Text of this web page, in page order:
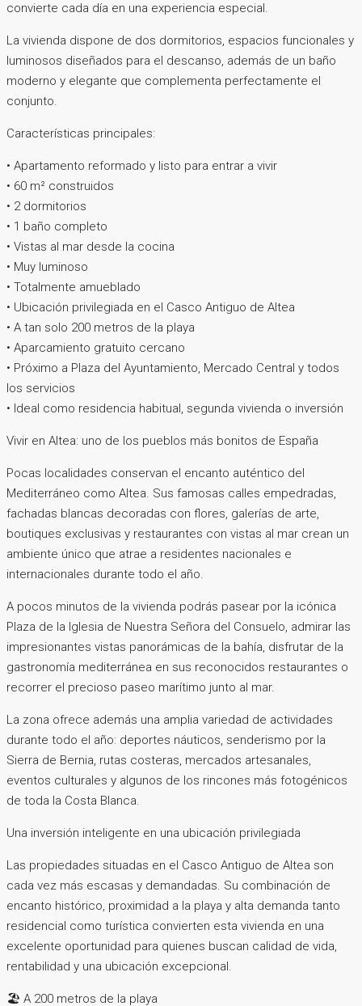
convierte cada día en una experiencia especial.
La vivienda dispone de dos dormitorios, espacios funcionales y
luminosos diseñados para el descanso, además de un baño
moderno y elegante que complementa perfectamente el
conjunto.
Características principales:
• Apartamento reformado y listo para entrar a vivir
• 60 m² construidos
• 2 dormitorios
• 1 baño completo
• Vistas al mar desde la cocina
• Muy luminoso
• Totalmente amueblado
• Ubicación privilegiada en el Casco Antiguo de Altea
• A tan solo 200 metros de la playa
• Aparcamiento gratuito cercano
• Próximo a Plaza del Ayuntamiento, Mercado Central y todos
los servicios
• Ideal como residencia habitual, segunda vivienda o inversión
Vivir en Altea: uno de los pueblos más bonitos de España
Pocas localidades conservan el encanto auténtico del
Mediterráneo como Altea. Sus famosas calles empedradas,
fachadas blancas decoradas con flores, galerías de arte,
boutiques exclusivas y restaurantes con vistas al mar crean un
ambiente único que atrae a residentes nacionales e
internacionales durante todo el año.
A pocos minutos de la vivienda podrás pasear por la icónica
Plaza de la Iglesia de Nuestra Señora del Consuelo, admirar las
impresionantes vistas panorámicas de la bahía, disfrutar de la
gastronomía mediterránea en sus reconocidos restaurantes o
recorrer el precioso paseo marítimo junto al mar.
La zona ofrece además una amplia variedad de actividades
durante todo el año: deportes náuticos, senderismo por la
Sierra de Bernia, rutas costeras, mercados artesanales,
eventos culturales y algunos de los rincones más fotogénicos
de toda la Costa Blanca.
Una inversión inteligente en una ubicación privilegiada
Las propiedades situadas en el Casco Antiguo de Altea son
cada vez más escasas y demandadas. Su combinación de
encanto histórico, proximidad a la playa y alta demanda tanto
residencial como turística convierten esta vivienda en una
excelente oportunidad para quienes buscan calidad de vida,
rentabilidad y una ubicación excepcional.
🏖️ A 200 metros de la playa